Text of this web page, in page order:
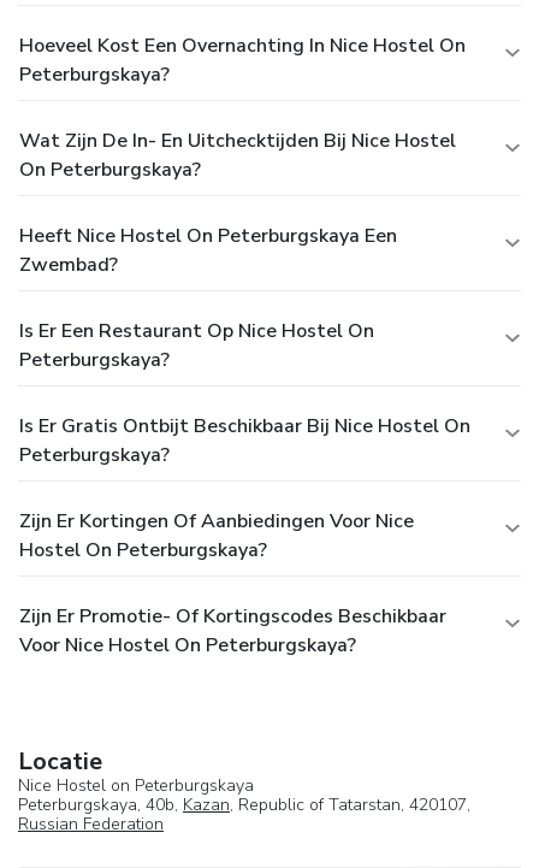
Hoeveel Kost Een Overnachting In Nice Hostel On
Peterburgskaya?
Wat Zijn De In- En Uitchecktijden Bij Nice Hostel
On Peterburgskaya?
Heeft Nice Hostel On Peterburgskaya Een
Zwembad?
Is Er Een Restaurant Op Nice Hostel On
Peterburgskaya?
Is Er Gratis Ontbijt Beschikbaar Bij Nice Hostel On
Peterburgskaya?
Zijn Er Kortingen Of Aanbiedingen Voor Nice
Hostel On Peterburgskaya?
Zijn Er Promotie- Of Kortingscodes Beschikbaar
Voor Nice Hostel On Peterburgskaya?
Locatie
Nice Hostel on Peterburgskaya
Peterburgskaya, 40b, Kazan, Republic of Tatarstan, 420107,
Russian Federation